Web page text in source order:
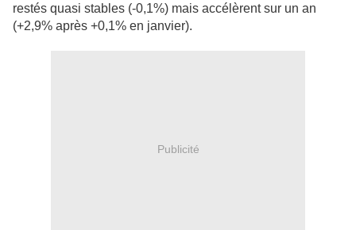
restés quasi stables (-0,1%) mais accélèrent sur un an
(+2,9% après +0,1% en janvier).
Publicité